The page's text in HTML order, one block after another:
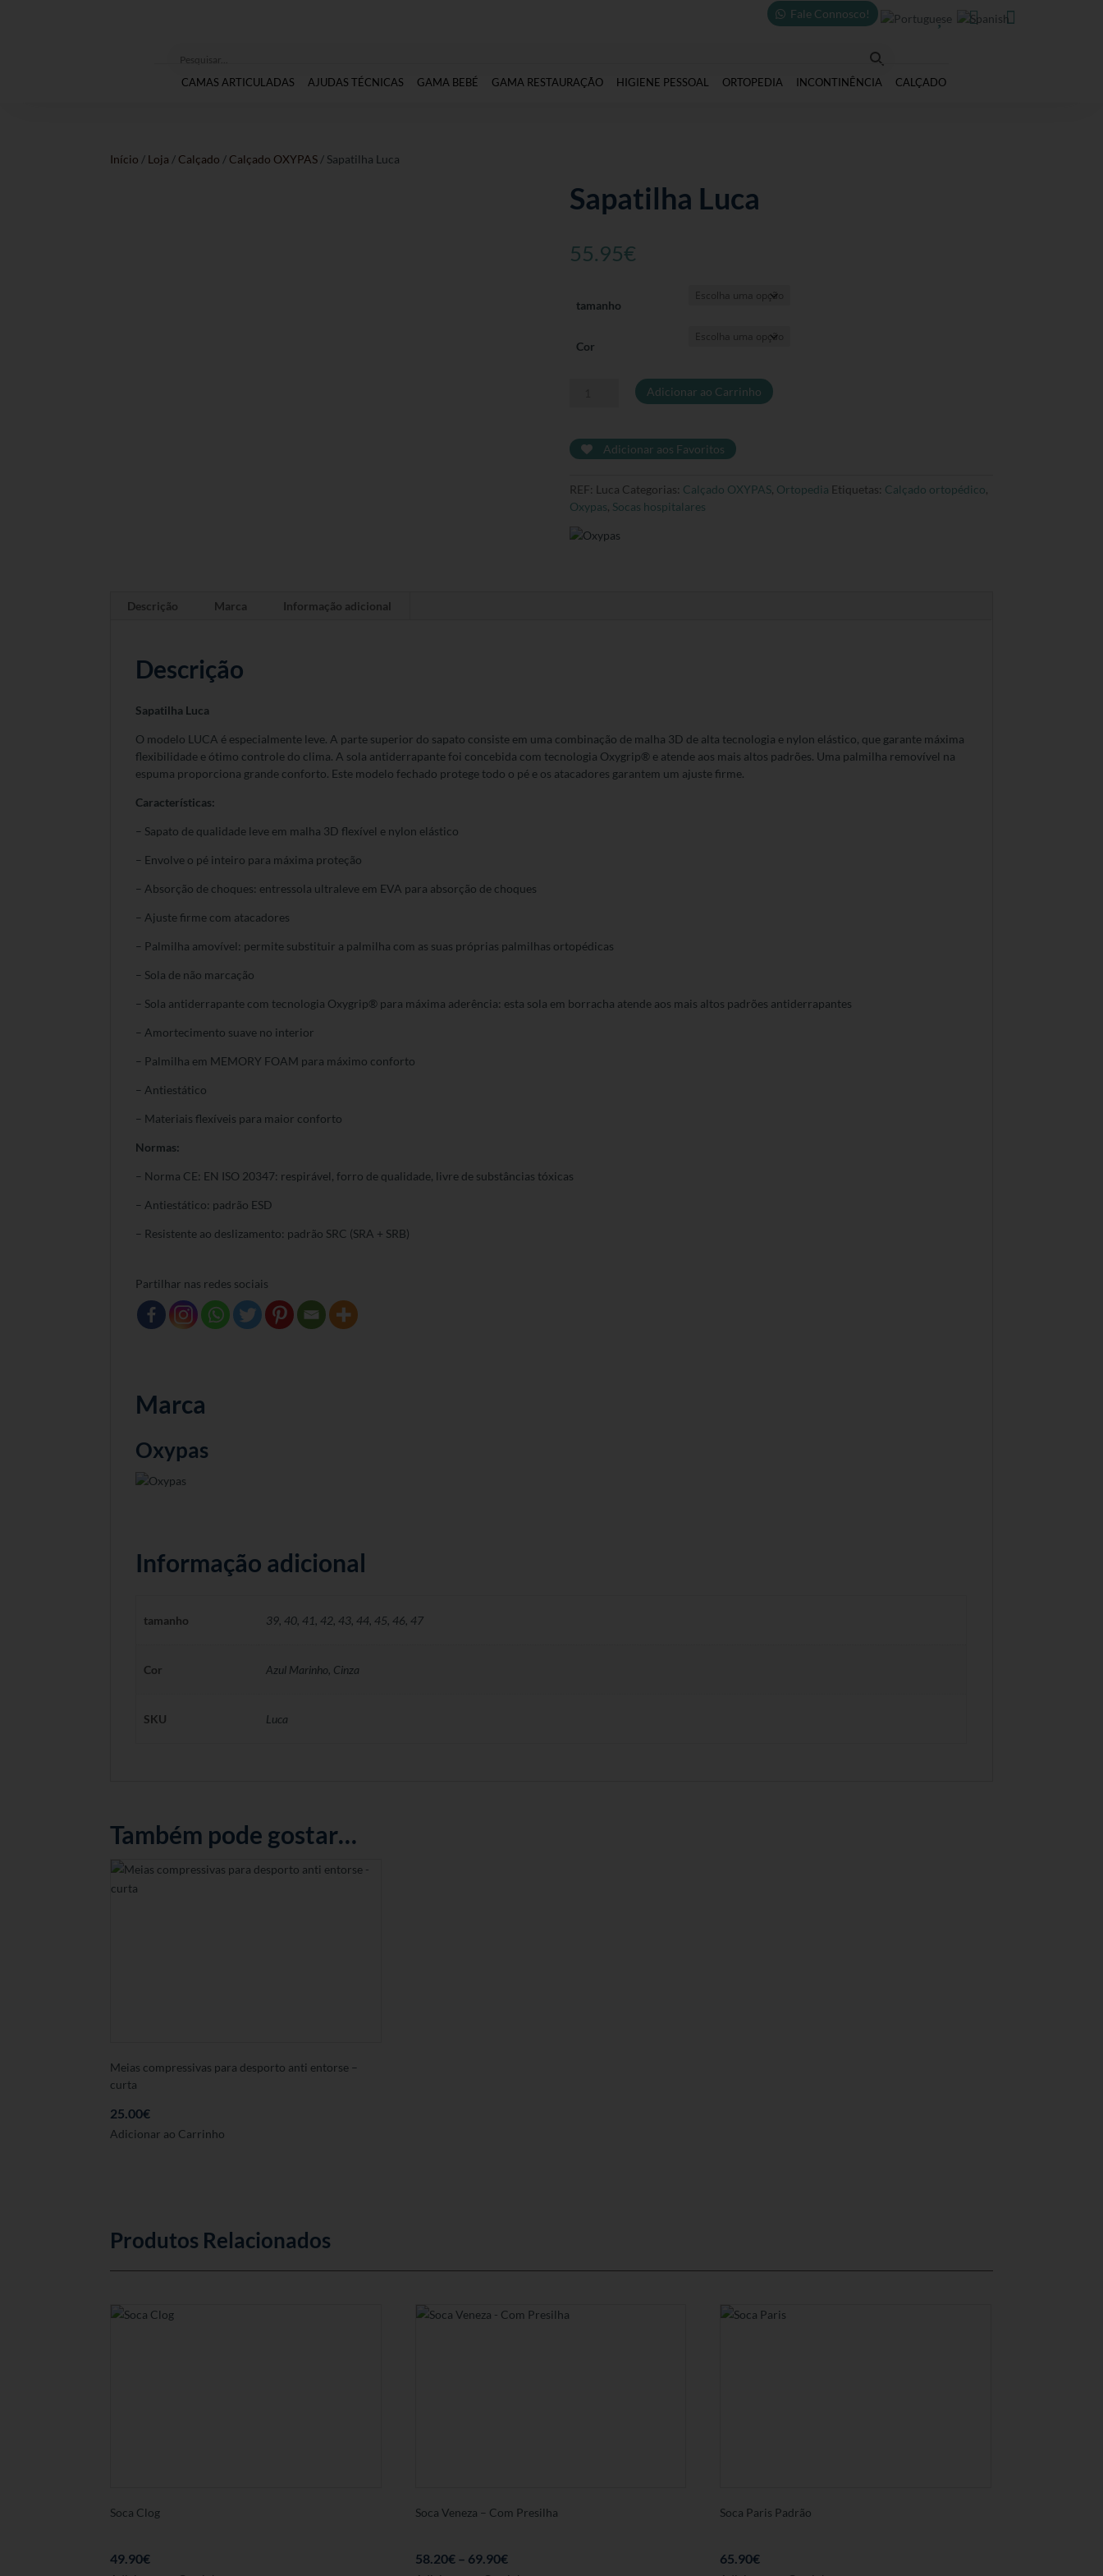
Fale Connosco!   
CAMAS ARTICULADAS AJUDAS TÉCNICAS GAMA BEBÉ GAMA RESTAURAÇÃO HIGIENE PESSOAL ORTOPEDIA INCONTINÊNCIA CALÇADO
Início / Loja / Calçado / Calçado OXYPAS / Sapatilha Luca
Sapatilha Luca
55.95€
tamanho
Cor
Luca
Adicionar ao Carrinho
Adicionar aos Favoritos
REF: Luca Categorias: Calçado OXYPAS, Ortopedia Etiquetas: Calçado ortopédico,
Oxypas, Socas hospitalares
Descrição Marca Informação adicional
Descrição
Sapatilha Luca
O modelo LUCA é especialmente leve. A parte superior do sapato consiste em uma combinação de malha 3D de alta tecnologia e nylon elástico, que garante máxima
flexibilidade e ótimo controle do clima. A sola antiderrapante foi concebida com tecnologia Oxygrip® e atende aos mais altos padrões. Uma palmilha removível na
espuma proporciona grande conforto. Este modelo fechado protege todo o pé e os atacadores garantem um ajuste firme.
Características:
– Sapato de qualidade leve em malha 3D flexível e nylon elástico
– Envolve o pé inteiro para máxima proteção
– Absorção de choques: entressola ultraleve em EVA para absorção de choques
– Ajuste firme com atacadores
– Palmilha amovível: permite substituir a palmilha com as suas próprias palmilhas ortopédicas
– Sola de não marcação
– Sola antiderrapante com tecnologia Oxygrip® para máxima aderência: esta sola em borracha atende aos mais altos padrões antiderrapantes
– Amortecimento suave no interior
– Palmilha em MEMORY FOAM para máximo conforto
– Antiestático
– Materiais flexíveis para maior conforto
Normas:
– Norma CE: EN ISO 20347: respirável, forro de qualidade, livre de substâncias tóxicas
– Antiestático: padrão ESD
– Resistente ao deslizamento: padrão SRC (SRA + SRB)
Partilhar nas redes sociais
Marca
Oxypas
Informação adicional
tamanho 39, 40, 41, 42, 43, 44, 45, 46, 47
Cor Azul Marinho, Cinza
SKU Luca
Também pode gostar…
Meias compressivas para desporto anti entorse –
curta
25.00€
Adicionar ao Carrinho
opções
Produtos Relacionados
Soca Clog
49.90€
Soca Veneza – Com Presilha
58.20€– 69.90€
Soca Paris Padrão
65.90€